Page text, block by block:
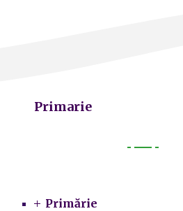
Primarie
Primărie